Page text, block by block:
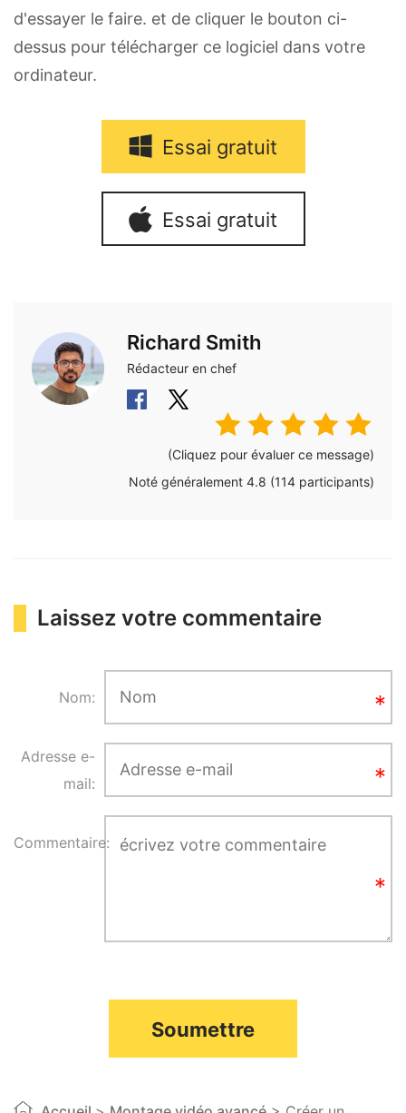
d'essayer le faire. et de cliquer le bouton ci-
dessus pour télécharger ce logiciel dans votre
ordinateur.
Essai gratuit
Essai gratuit
Richard Smith
Rédacteur en chef
(Cliquez pour évaluer ce message)
Noté généralement 4.8 (114 participants)
Laissez votre commentaire
Nom:
Adresse e-
mail:
Commentaire:
Soumettre